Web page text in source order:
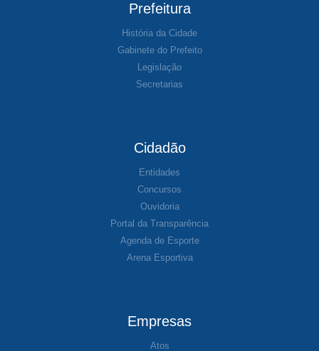
Prefeitura
História da Cidade
Gabinete do Prefeito
Legislação
Secretarias
Cidadão
Entidades
Concursos
Ouvidoria
Portal da Transparência
Agenda de Esporte
Arena Esportiva
Empresas
Atos